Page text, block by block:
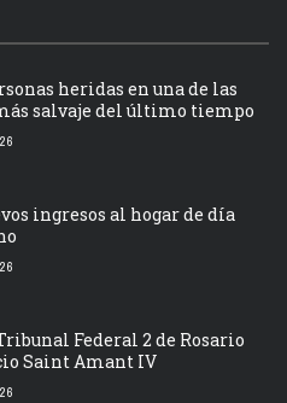
heridas en una de las
salvaje del último tiempo
ingresos al hogar de día
Federal 2 de Rosario
Saint Amant IV